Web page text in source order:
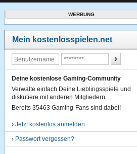
WERBUNG
Mein kostenlosspielen.net
Deine kostenlose Gaming-Community
Verwalte einfach Deine Lieblingsspiele und
diskutiere mit anderen Mitgliedern.
Bereits 35463 Gaming-Fans sind dabei!
› Jetzt kostenlos anmelden
› Passwort vergessen?